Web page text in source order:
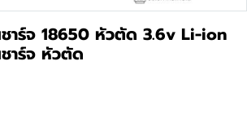
าร์จ 18650 หัวตัด 3.6v Li-ion
าร์จ หัวตัด